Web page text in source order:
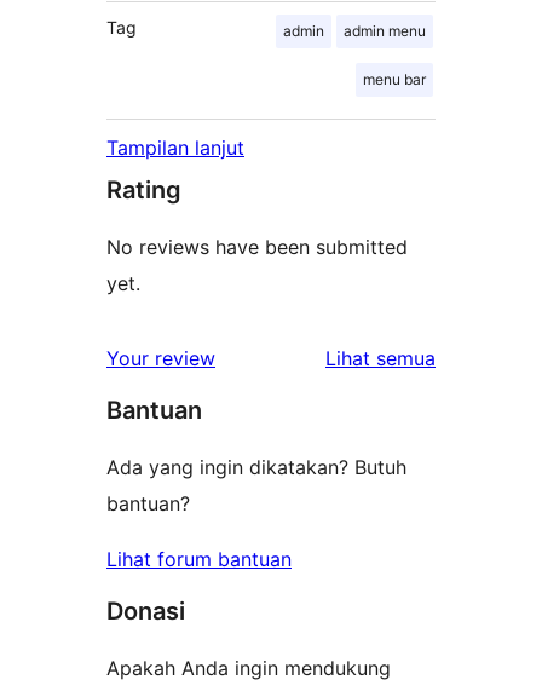
Tag admin admin menu
menu bar
Tampilan lanjut
Rating
No reviews have been submitted
yet.
Your review Lihat semua
Bantuan
Ada yang ingin dikatakan? Butuh
bantuan?
Lihat forum bantuan
Donasi
Apakah Anda ingin mendukung